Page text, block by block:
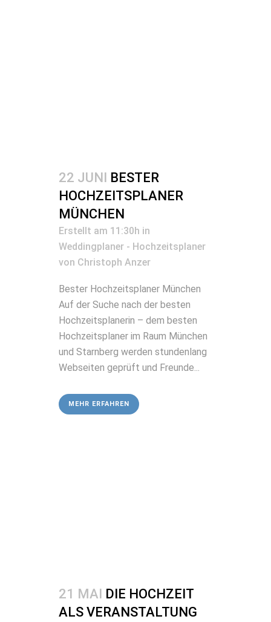
22 JUNI BESTER
HOCHZEITSPLANER
MÜNCHEN
Erstellt am 11:30h in
Weddingplaner - Hochzeitsplaner
von Christoph Anzer
Bester Hochzeitsplaner München
Auf der Suche nach der besten
Hochzeitsplanerin – dem besten
Hochzeitsplaner im Raum München
und Starnberg werden stundenlang
Webseiten geprüft und Freunde...
MEHR ERFAHREN
21 MAI
DIE HOCHZEIT
ALS VERANSTALTUNG